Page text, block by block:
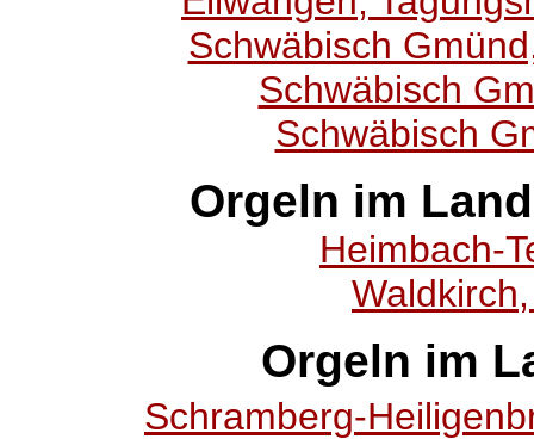
Schwäbisch
Schwäbisch
Schwäbisch
Orgeln im
Heimbach-
Orgeln im
Schramberg-